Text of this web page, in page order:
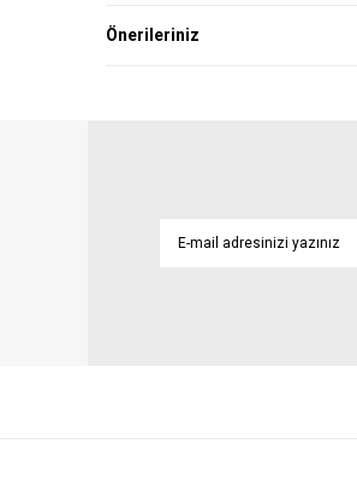
Önerileriniz